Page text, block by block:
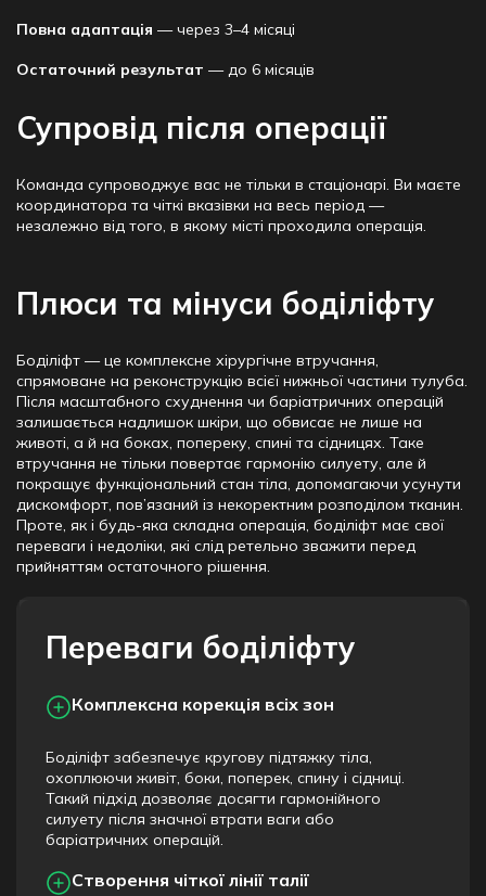
Повна адаптація — через 3–4 місяці
Остаточний результат — до 6 місяців
Супровід після операції
Команда супроводжує вас не тільки в стаціонарі. Ви маєте
координатора та чіткі вказівки на весь період —
незалежно від того, в якому місті проходила операція.
Плюси та мінуси боділіфту
Боділіфт — це комплексне хірургічне втручання,
спрямоване на реконструкцію всієї нижньої частини тулуба.
Після масштабного схуднення чи баріатричних операцій
залишається надлишок шкіри, що обвисає не лише на
животі, а й на боках, попереку, спині та сідницях. Таке
втручання не тільки повертає гармонію силуету, але й
покращує функціональний стан тіла, допомагаючи усунути
дискомфорт, пов’язаний із некоректним розподілом тканин.
Проте, як і будь-яка складна операція, боділіфт має свої
переваги і недоліки, які слід ретельно зважити перед
прийняттям остаточного рішення.
Переваги боділіфту
Комплексна корекція всіх зон
Боділіфт забезпечує кругову підтяжку тіла,
охоплюючи живіт, боки, поперек, спину і сідниці.
Такий підхід дозволяє досягти гармонійного
силуету після значної втрати ваги або
баріатричних операцій.
Створення чіткої лінії талії